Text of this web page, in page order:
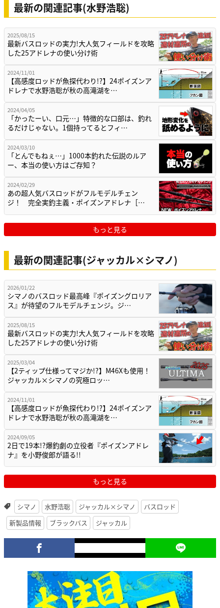
最新の関連記事(水野浩聡)
2025/08/15
最新バスロッドの実力!大人気フィールドを攻略
した25アドレナの使い分け術
2024/11/01
【高感度ロッドが魚探代わり!?】24ポイズンア
ドレナで水野浩聡が秋の高滝湖を…
2024/04/05
「かったーい、口元…」特徴的な口部は、釣れ
るだけじゃない。1個持ってるとフィ…
2024/03/10
「とんでもねぇ…」1000本釣れた伝説のルア
ー、本当の使い方はご存知？
2024/02/29
あの超人気バスロッドがフルモデルチェン
ジ！ 完全実釣主義・ポイズンアドレナ［…
もっと見る
最新の関連記事(ジャッカル×シマノ)
2026/01/22
シマノのバスロッド最高峰『ポイズングロリア
ス』が待望のフルモデルチェンジ。ジ…
2025/08/15
最新バスロッドの実力!大人気フィールドを攻略
した25アドレナの使い分け術
2025/03/04
【2ティップ仕様ってマジか!?】M46Xも使用！
ジャッカル×シマノの究極ロッ…
2024/11/01
【高感度ロッドが魚探代わり!?】24ポイズンア
ドレナで水野浩聡が秋の高滝湖を…
2024/09/05
2日で19本!?爆釣劇の立役者『ポイズンアドレ
ナ』を小野俊郎が語る!!
もっと見る
シマノ 水野浩聡 ジャッカル×シマノ
バスロッド
新製品情報
ブラックバス ジャッカル